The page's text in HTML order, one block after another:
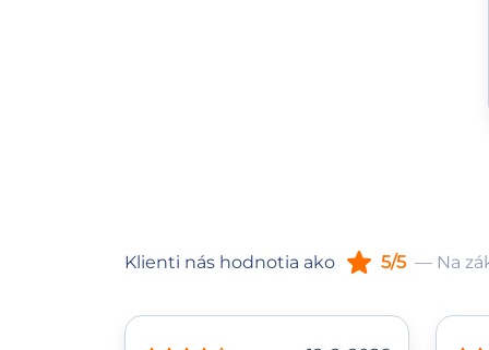
Klienti nás hodnotia ako 5/5 — Na